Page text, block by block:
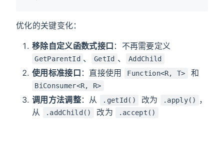
优化的关键变化：
移除自定义函数式接口 ：不再需要定义
GetParentId 、 GetId 、 AddChild
使用标准接口 ：直接使用 Function<R, T> 和
BiConsumer<R, R>
调用方法调整：从 .getId() 改为 .apply()
，
从
.addChild() 改为 .accept()